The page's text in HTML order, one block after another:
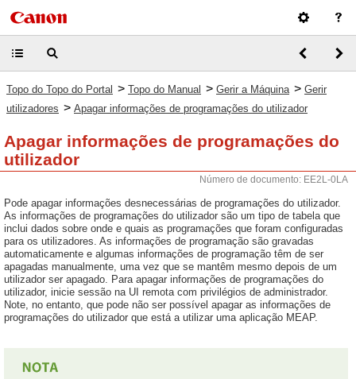
Topo do Topo do Portal > Topo do Manual > Gerir a Máquina > Gerir
utilizadores > Apagar informações de programações do utilizador
Apagar informações de programações do
utilizador
Número de documento: EE2L-0LA
Pode apagar informações desnecessárias de programações do utilizador.
As informações de programações do utilizador são um tipo de tabela que
inclui dados sobre onde e quais as programações que foram configuradas
para os utilizadores. As informações de programação são gravadas
automaticamente e algumas informações de programação têm de ser
apagadas manualmente, uma vez que se mantêm mesmo depois de um
utilizador ser apagado. Para apagar informações de programações do
utilizador, inicie sessão na UI remota com privilégios de administrador.
Note, no entanto, que pode não ser possível apagar as informações de
programações do utilizador que está a utilizar uma aplicação MEAP.